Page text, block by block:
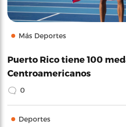
Más Deportes
Puerto Rico tiene 100
Centroamericanos
0
Deportes